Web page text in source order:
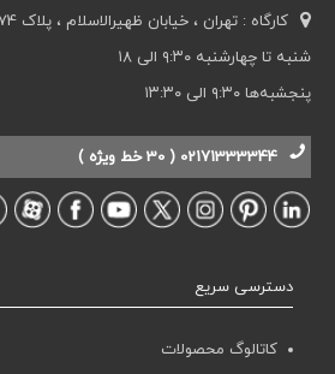
کارگاه : تهران ، خیابان ظهیرالاسلام ، پلاک 174
شنبه تا چهارشنبه ۹:۳۰ الی ۱۸
پنجشبه‌ها ۹:۳۰ الی ۱۳:۳۰
02171333344 ( 30 خط ویژه )
دسترسی سریع
کاتالوگ محصولات